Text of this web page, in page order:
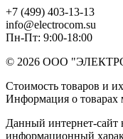
+7 (499) 403-13-13
info@electrocom.su
Пн-Пт: 9:00-18:00
© 2026 ООО
Стоимость товаров и
Информация о товарах
Данный интернет-сайт
информационный